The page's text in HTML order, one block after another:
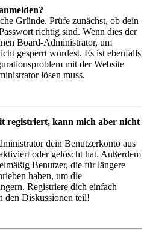
Gründe. Prüfe zunächst, ob dein
richtig sind. Wenn dies der
Board-Administrator, um
gesperrt wurdest. Es ist ebenfalls
mit der Website
lösen muss.
registriert, kann mich aber nicht
dein Benutzerkonto aus
oder gelöscht hat. Außerdem
Benutzer, die für längere
haben, um die
Registriere dich einfach
den Diskussionen teil!